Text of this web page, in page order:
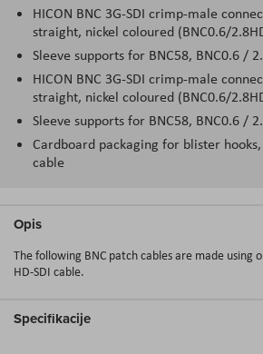
HICON BNC 3G-SDI crimp-male
straight, nickel coloured (BNC0.6/
Sleeve supports for BNC58, BNC0.6 /
HICON BNC 3G-SDI crimp-male
straight, nickel coloured (BNC0.6/
Sleeve supports for BNC58, BNC0.6 /
Cardboard packaging for blister
cable
Opis
The following BNC patch cables are made using
HD-SDI cable.
Specifikacije